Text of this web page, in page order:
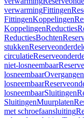
verwarmingFittingen
FittingenKoppelingen
KoppelingenReducties
ReductiesBochten
stukken
circulatie
niet-losneembaar
losneembaar
losneembaar
losneembaarSluitingen
SluitingenMuurplaten
met schroefaansluiting